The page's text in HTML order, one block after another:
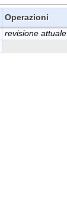
Operazioni
revisione attuale